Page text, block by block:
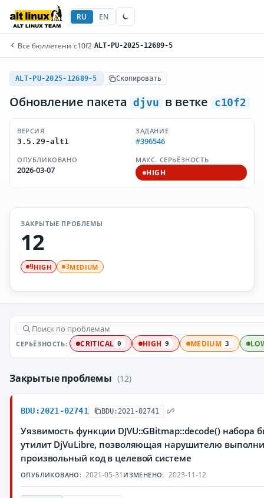
RU EN
Все бюллетени/c10f2/ALT-PU-2025-12689-5
ALT-PU-2025-12689-5 Скопировать
Обновление пакета djvu в ветке c10f2
ВЕРСИЯ
3.5.29-alt1
ЗАДАНИЕ
#396546
ОПУБЛИКОВАНО
2026-03-07
МАКС. СЕРЬЁЗНОСТЬ
HIGH
ЗАКРЫТЫЕ ПРОБЛЕМЫ
12
9HIGH 3MEDIUM
СЕРЬЁЗНОСТЬ: CRITICAL 0 HIGH 9 MEDIUM 3
Закрытые проблемы (12)
BDU:2021-02741 BDU:2021-02741
Уязвимость функции DJVU::GBitmap::decode() набора
утилит DjVuLibre, позволяющая нарушителю
произвольный код в целевой системе
ОПУБЛИКОВАНО: 2021-05-31 ИЗМЕНЕНО: 2023-11-12